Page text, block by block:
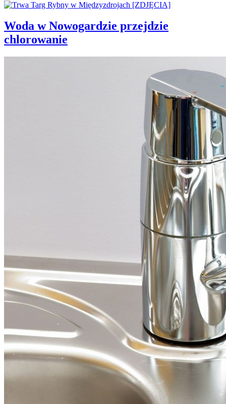
Woda w Nowogardzie przejdzie
chlorowanie